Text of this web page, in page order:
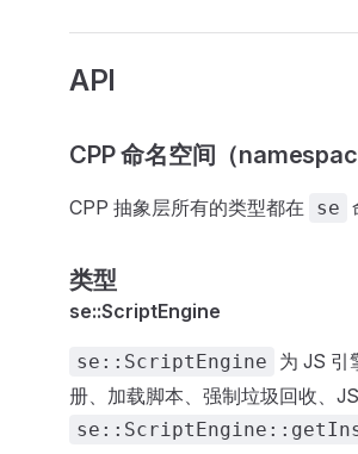
API
CPP 命名空间（
CPP 抽象层所有的类型都在 se
类型
se::ScriptEngine
se::ScriptEngine
为 JS 引
册、加载脚本、强制垃圾回收、